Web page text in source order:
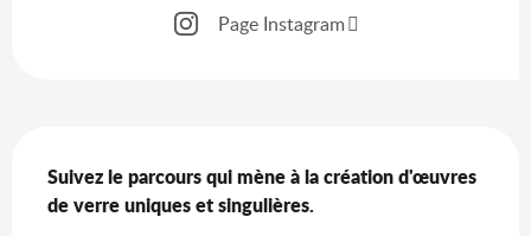
Page Instagram
Suivez le parcours qui mène à la création d'œuvres
de verre uniques et singulières.